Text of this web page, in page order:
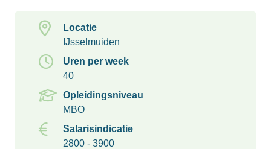
Locatie
IJsselmuiden
Uren per week
40
Opleidingsniveau
MBO
Salarisindicatie
2800 - 3900